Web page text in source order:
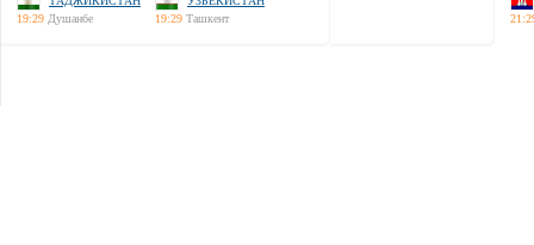
19:29 Душанбе
19:29 Ташкент